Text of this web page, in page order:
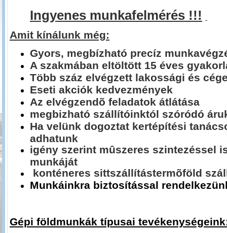
Ingyenes munkafelmérés !!!
Amit kínálunk még:
Gyors, megbízható precíz
A szakmában eltöltött 15 éves
Több száz elvégzett lakossági és
Eseti akciók kedvezmények
Az elvégzendõ feladatok átlátása
megbizható szállítóinktól szóródó
Ha velünk dogoztat kertépítési
adhatunk
igény szerint mûszeres szintezéssel
munkáját
konténeres sittszállítástermõföld
Munkáinkra biztosítással
Gépi földmunkák típusai